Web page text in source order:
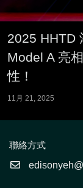
2025 HHTD
Model A 亮
性！
11月 21, 2025
聯絡方式